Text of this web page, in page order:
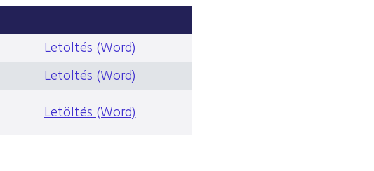
Letöltés (Word)
Letöltés (Word)
Letöltés (Word)